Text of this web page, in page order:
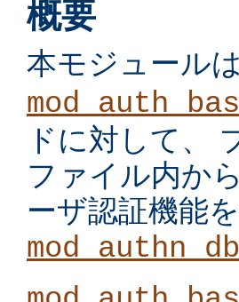
概要
本モジュールは
ドに対して、
ファイル内か
ーザ認証機能